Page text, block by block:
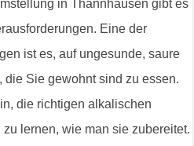
in Thannhausen gibt es
Eine der
ist es, auf ungesunde, saure
die Sie gewohnt sind zu essen.
die richtigen alkalischen
lernen, wie man sie zubereitet.